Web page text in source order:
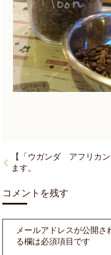
【「ウガンダ アフリカ
ます。
コメントを残す
メールアドレスが公開さ
る欄は必須項目です